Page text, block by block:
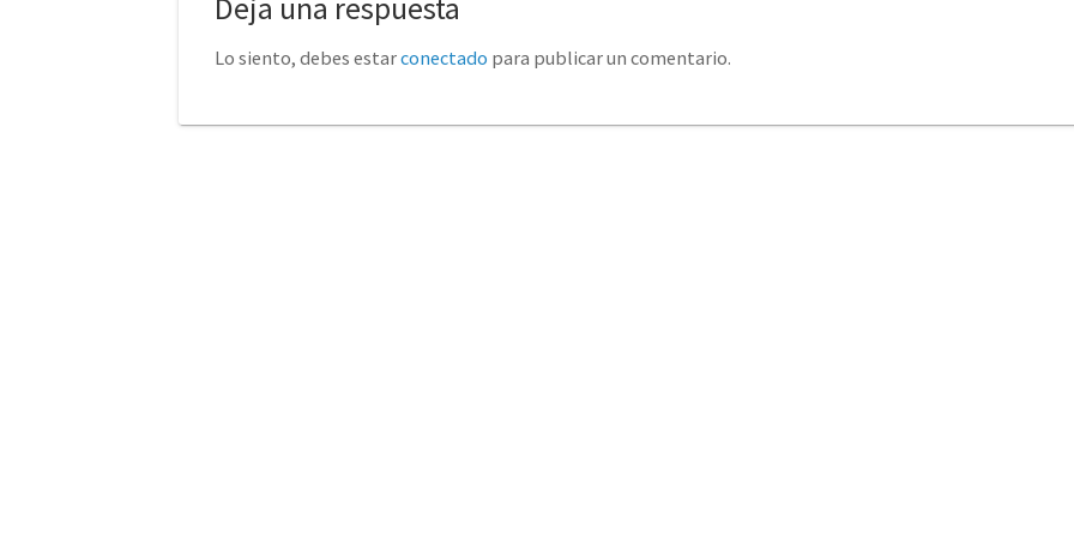
Lo siento, debes estarconectado para publicar un comentario.